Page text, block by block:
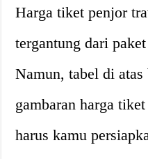
Harga tiket penjor
tergantung dari
Namun, tabel di
gambaran harga
harus kamu